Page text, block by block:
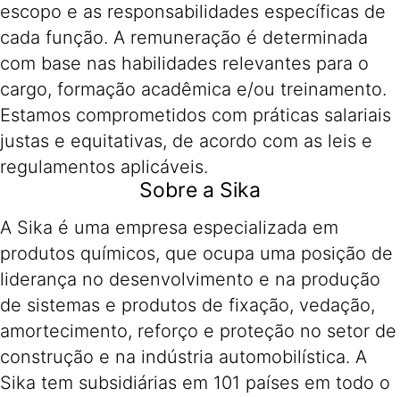
escopo e as responsabilidades específicas de
cada função. A remuneração é determinada
com base nas habilidades relevantes para o
cargo, formação acadêmica e/ou treinamento.
Estamos comprometidos com práticas salariais
justas e equitativas, de acordo com as leis e
regulamentos aplicáveis.
Sobre a Sika
A Sika é uma empresa especializada em
produtos químicos, que ocupa uma posição de
liderança no desenvolvimento e na produção
de sistemas e produtos de fixação, vedação,
amortecimento, reforço e proteção no setor de
construção e na indústria automobilística. A
Sika tem subsidiárias em 101 países em todo o